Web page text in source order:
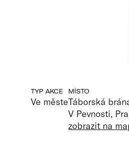
TYP AKCE
Ve měste
MÍSTO
Táborská
V Pevnosti,
zobrazit na